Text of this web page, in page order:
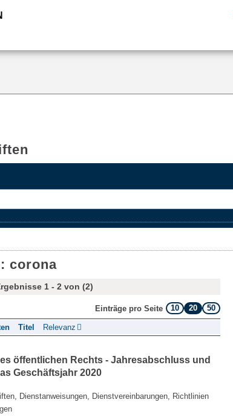
corona
1 - 2 von (2)
Einträge pro Seite 10 20 50
Titel Relevanz
öffentlichen Rechts - Jahresabschluss und
Geschäftsjahr 2020
Dienstanweisungen, Dienstvereinbarungen, Richtlinien